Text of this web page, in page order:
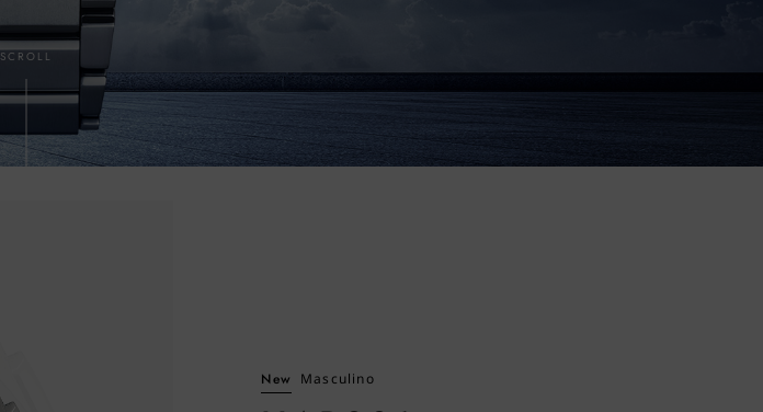
SCROLL
New Masculino